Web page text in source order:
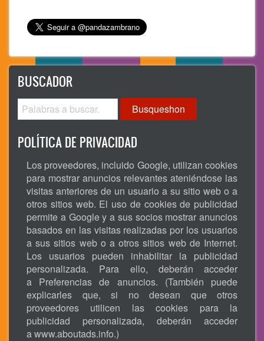
BUSCADOR
Busqueshon
POLÍTICA DE PRIVACIDAD
Los proveedores, incluido Google, utilizan cookies
para mostrar anuncios relevantes ateniéndose las
visitas anteriores de un usuario a su sitio web o a
otros sitios web. El uso de cookies de publicidad
permite a Google y a sus socios mostrar anuncios
basados en las visitas realizadas por los usuarios
a sus sitios web o a otros sitios web de Internet.
Los usuarios pueden inhabilitar la publicidad
personalizada. Para ello, deberán acceder
a Preferencias de anuncios. (También puede
explicarles que, si no desean que otros
proveedores utilicen las cookies para la
publicidad personalizada, deberán acceder
awww.aboutads.info.)